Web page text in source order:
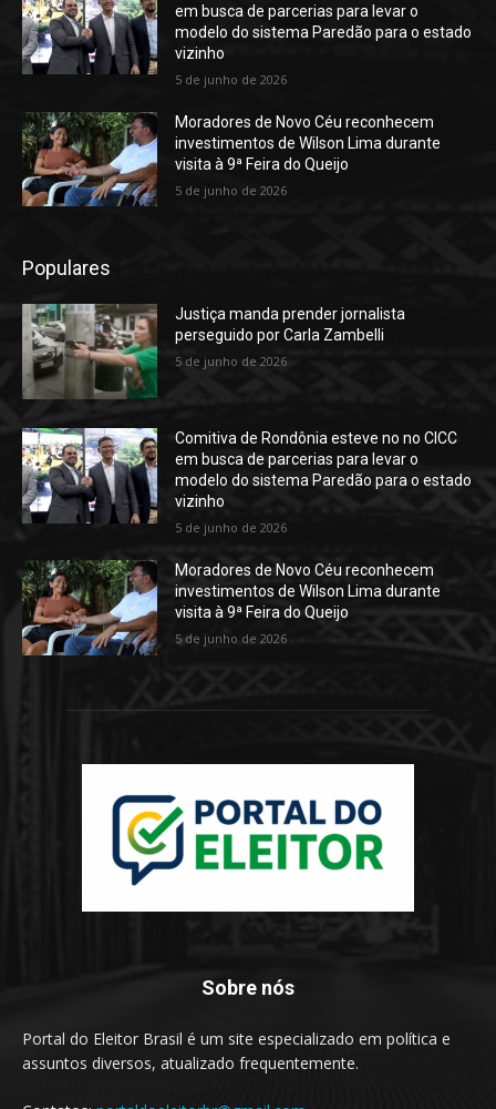
em busca de parcerias para levar o
modelo do sistema Paredão para o estado
vizinho
5 de junho de 2026
Moradores de Novo Céu reconhecem
investimentos de Wilson Lima durante
visita à 9ª Feira do Queijo
5 de junho de 2026
Populares
Justiça manda prender jornalista
perseguido por Carla Zambelli
5 de junho de 2026
Comitiva de Rondônia esteve no no CICC
em busca de parcerias para levar o
modelo do sistema Paredão para o estado
vizinho
5 de junho de 2026
Moradores de Novo Céu reconhecem
investimentos de Wilson Lima durante
visita à 9ª Feira do Queijo
5 de junho de 2026
Sobre nós
Portal do Eleitor Brasil é um site especializado em política e
assuntos diversos, atualizado frequentemente.